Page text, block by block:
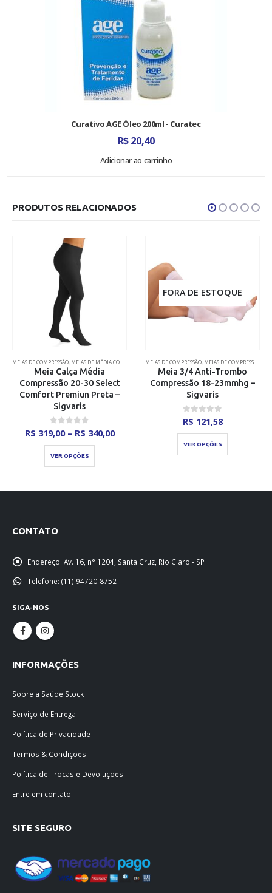
Curativo AGE Óleo 200ml - Curatec
R$20,40
Adicionar ao carrinho
PRODUTOS RELACIONADOS
MEIAS DE COMPRESSÃO MEIAS DE MÉDIA COMPRESSÃO
Meia Calça Média
Compressão 20-30 Select
Comfort Premiun Preta –
Sigvaris
0 out of 5
R$ 319,00 – R$ 340,00Faixa
de
VER OPÇÕES
Este produto tem várias variantes. As opções podem ser escolhidas na página do produto
FORA DE ESTOQUE
MEIAS DE COMPRESSÃO MEIAS DE COMPRESSÃO ANTITROMBO
Meia 3/4 Anti-Trombo
Compressão 18-23mmhg –
Sigvaris
0 out of 5
R$ 121,58
VER OPÇÕES
Este produto tem várias variantes. As opções podem ser escolhidas na página do produto
CONTATO
Endereço: Av. 16, n° 1204, Santa Cruz, Rio Claro - SP
Telefone: (11) 94720-8752
SIGA-NOS
INFORMAÇÕES
Sobre a Saúde Stock
Serviço de Entrega
Política de Privacidade
Termos & Condições
Política de Trocas e Devoluções
Entre em contato
SITE SEGURO